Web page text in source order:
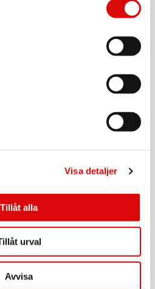
Visa detaljer
Tillåt alla
urval
Avvisa
Rek: 169,00 kr
Rek: 89,00 kr
timer max 150W IP44